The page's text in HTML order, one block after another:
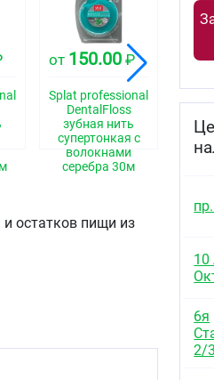
от 150.00 ₽
Splat professional
DentalFloss
зубная нить
супертонкая с
волокнами
серебра 30м
от
и остатков пищи из
10
6я
2/3